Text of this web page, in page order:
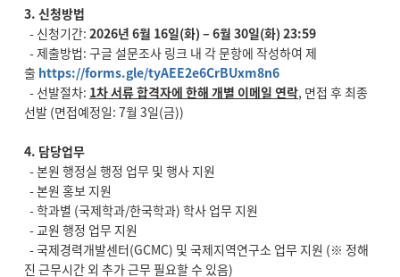
3. 신청방법
- 신청기간: 2026년 6월 16일(화) – 6월 30일(화) 23:59
- 제출방법: 구글 설문조사 링크 내 각 문항에 작성하여 제
출 https://forms.gle/tyAEE2e6CrBUxm8n6
- 선발절차: 1차 서류 합격자에 한해 개별 이메일 연락, 면접 후 최종
선발 (면접예정일: 7월 3일(금))
4. 담당업무
- 본원 행정실 행정 업무 및 행사 지원
- 본원 홍보 지원
- 학과별 (국제학과/한국학과) 학사 업무 지원
- 교원 행정 업무 지원
- 국제경력개발센터(GCMC) 및 국제지역연구소 업무 지원 (※ 정해
진 근무시간 외 추가 근무 필요할 수 있음)